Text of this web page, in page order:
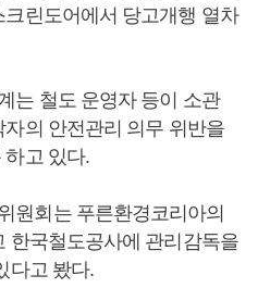
린도어에서 당고개행 열차
는 철도 운영자 등이 소관
의 안전관리 의무 위반을
하고 있다.
원회는 푸른환경코리아의
한국철도공사에 관리감독을
다고 봤다.